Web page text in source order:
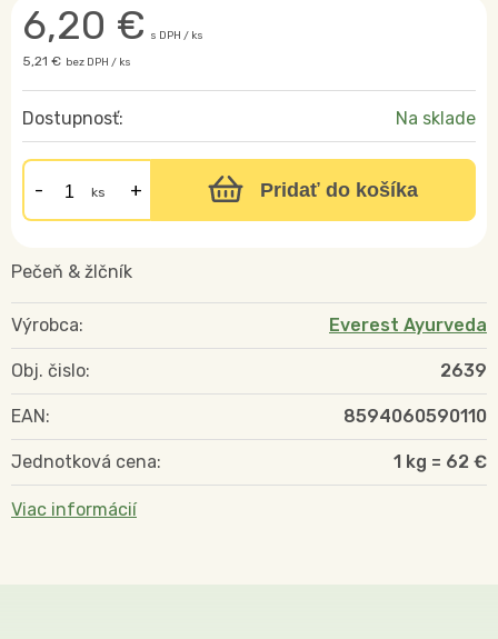
6,20 € s DPH / ks
5,21 € bez DPH / ks
Dostupnosť: Na sklade
ks Pridať do košíka
Pečeň & žlčník
Výrobca: Everest Ayurveda
Obj. čislo: 2639
EAN: 8594060590110
Jednotková cena: 1 kg = 62 €
Viac informácií